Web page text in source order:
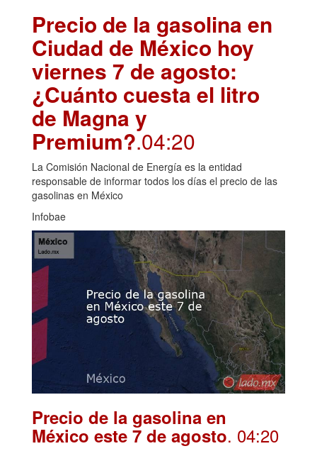
Precio de la gasolina en
Ciudad de México hoy
viernes 7 de agosto:
¿Cuánto cuesta el litro
de Magna y
Premium?.04:20
La Comisión Nacional de Energía es la entidad
responsable de informar todos los días el precio de las
gasolinas en México
Infobae
Precio de la gasolina en
México este 7 de agosto. 04:20